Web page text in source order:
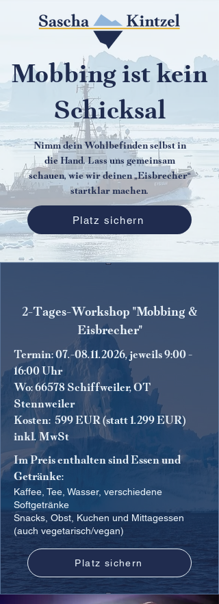
Mobbing ist kein
Schicksal
Nimm dein Wohlbefinden selbst in
die Hand. Lass uns gemeinsam
schauen, wie wir deinen „Eisbrecher“
startklar machen.
Platz sichern
2-Tages-Workshop "Mobbing &
Eisbrecher"
Termin:07.-08.11.2026, jeweils 9:00 -
16:00 Uhr
Wo: 66578 Schiffweiler, OT
Stennweiler
Kosten: 599 EUR (statt 1.299 EUR)
inkl. MwSt
Im Preis enthalten sind Essen und
Getränke:
Kaffee, Tee, Wasser, verschiedene
Softgetränke
Snacks, Obst, Kuchen und Mittagessen
(auch vegetarisch/vegan)
Platz sichern